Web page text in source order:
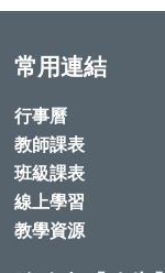
常用連結
行事曆
教師課表
班級課表
線上學習
教學資源